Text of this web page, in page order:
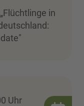
in
Uhr